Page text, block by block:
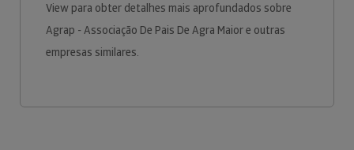
View para obter detalhes mais aprofundados sobre
Agrap - Associação De Pais De Agra Maior e outras
empresas similares.